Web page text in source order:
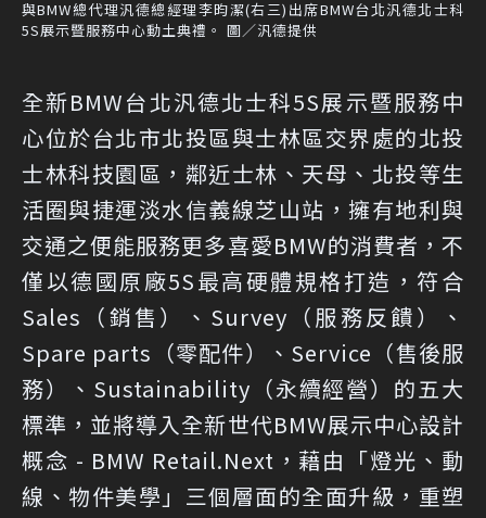
與BMW總代理汎德總經理李昀潔(右三)出席BMW台北汎德北士科
5S展示暨服務中心動土典禮。 圖／汎德提供
全新BMW台北汎德北士科5S展示暨服務中
心位於台北市北投區與士林區交界處的北投
士林科技園區，鄰近士林、天母、北投等生
活圈與捷運淡水信義線芝山站，擁有地利與
交通之便能服務更多喜愛BMW的消費者，不
僅以德國原廠5S最高硬體規格打造，符合
Sales（銷售）、Survey（服務反饋）、
Spare parts（零配件）、Service（售後服
務）、Sustainability（永續經營）的五大
標準，並將導入全新世代BMW展示中心設計
概念 - BMW Retail.Next，藉由「燈光、動
線、物件美學」三個層面的全面升級，重塑